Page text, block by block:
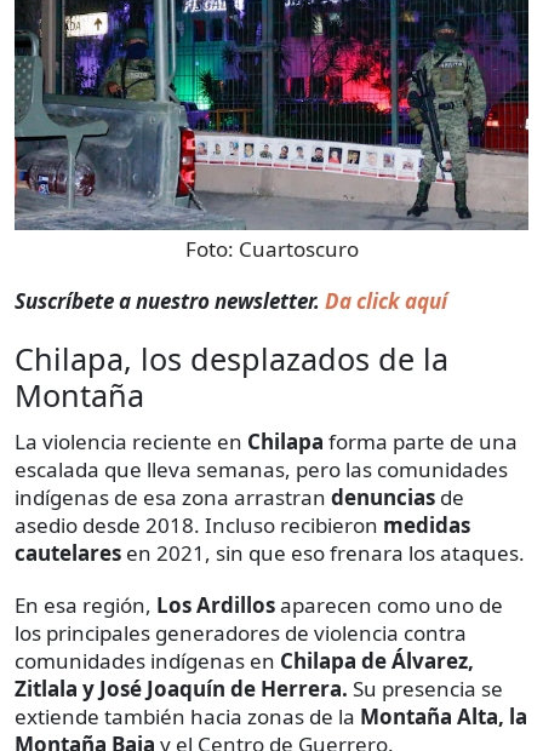
Foto: Cuartoscuro
Suscríbete a nuestro newsletter. Da click aquí
Chilapa, los desplazados de la
Montaña
La violencia reciente en Chilapa forma parte de una
escalada que lleva semanas, pero las comunidades
indígenas de esa zona arrastran denuncias de
asedio desde 2018. Incluso recibieron medidas
cautelares en 2021, sin que eso frenara los ataques.
En esa región, Los Ardillosaparecen como uno de
los principales generadores de violencia contra
comunidades indígenas en Chilapa de Álvarez,
Zitlala y José Joaquín de Herrera. Su presencia se
extiende también hacia zonas de la Montaña Alta, la
Montaña Baja y el Centro de Guerrero.